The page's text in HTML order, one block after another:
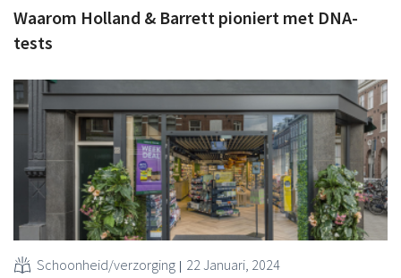
Waarom Holland & Barrett pioniert met DNA-
tests
Schoonheid/verzorging 22 Januari, 2024